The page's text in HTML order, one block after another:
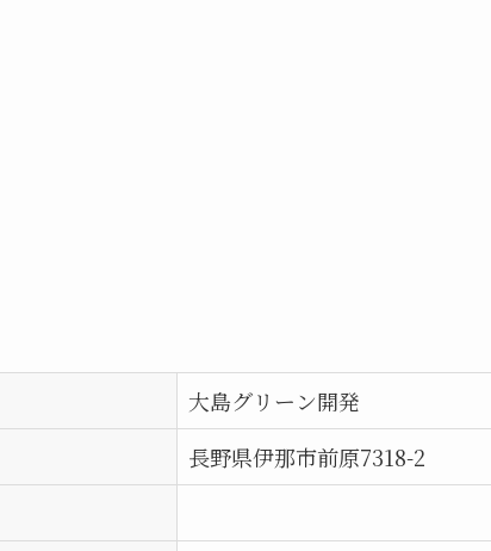
大島グリーン開発
長野県伊那市前原7318-2